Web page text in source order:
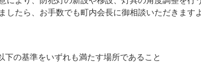
したら、お手数でも町内会長に御相談いただきます
下の基準をいずれも満たす場所であること